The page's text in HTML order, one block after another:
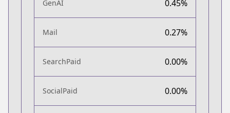
GenAI 0.45%
Mail 0.27%
SearchPaid 0.00%
SocialPaid 0.00%